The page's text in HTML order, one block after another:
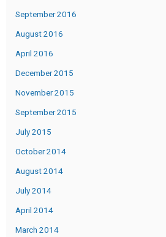
September 2016
August 2016
April 2016
December 2015
November 2015
September 2015
July 2015
October 2014
August 2014
July 2014
April 2014
March 2014